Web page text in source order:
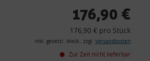
176,90 €
176,90 € pro Stück
inkl. gesetzl. MwSt., zzgl. Versandkosten
Zur Zeit nicht lieferbar